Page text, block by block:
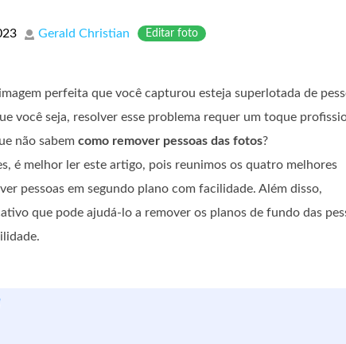
Gerald Christian Editar foto
perfeita que você capturou esteja superlotada de
você seja, resolver esse problema requer um toque
não sabem como remover pessoas das fotos?
é melhor ler este artigo, pois reunimos os quatro melhores
pessoas em segundo plano com facilidade. Além disso,
que pode ajudá-lo a remover os planos de fundo das